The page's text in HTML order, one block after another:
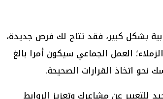
بشكل كبير، فقد تتاح لك فرص جديدة،
العمل الجماعي سيكون أمرا بالغ
نحو اتخاذ القرارات الصحيحة.
للتعبير عن مشاعرك وتعزيز الروابط